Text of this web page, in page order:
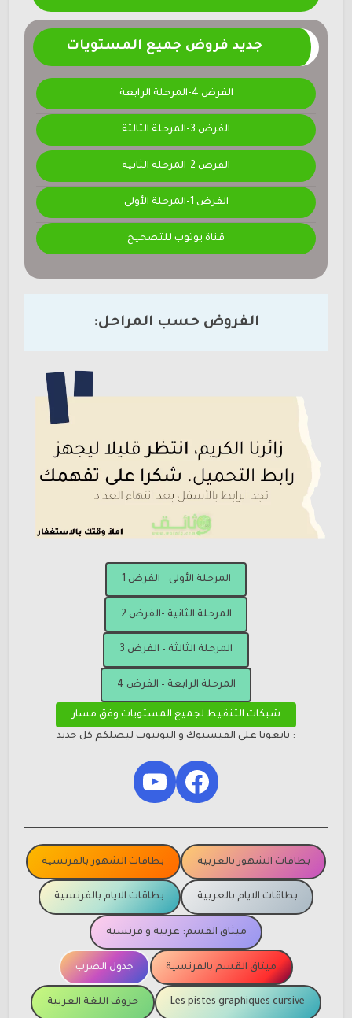
جديد فروض جميع المستويات
الفرض 4-المرحلة الرابعة
الفرض 3-المرحلة الثالثة
الفرض 2-المرحلة الثانية
الفرض 1-المرحلة الأولى
قناة يوتوب للتصحيح
الفروض حسب المراحل:
المرحلة الأولى – الفرض 1
المرحلة الثانية -الفرض 2
المرحلة الثالثة – الفرض 3
المرحلة الرابعة – الفرض 4
شبكات التنقيط لجميع المستويات وفق مسار
: تابعونا على الفيسبوك و اليوتيوب ليصلكم كل جديد
Facebook
YouTube
بطاقات الشهور بالعربية بطاقات الشهور بالفرنسية
بطاقات الايام بالعربية بطاقات الايام بالفرنسية
ميثاق القسم: عربية و فرنسية
ميثاق القسم بالفرنسية جدول الضرب
Les pistes graphiques cursive حروف اللغة العربية